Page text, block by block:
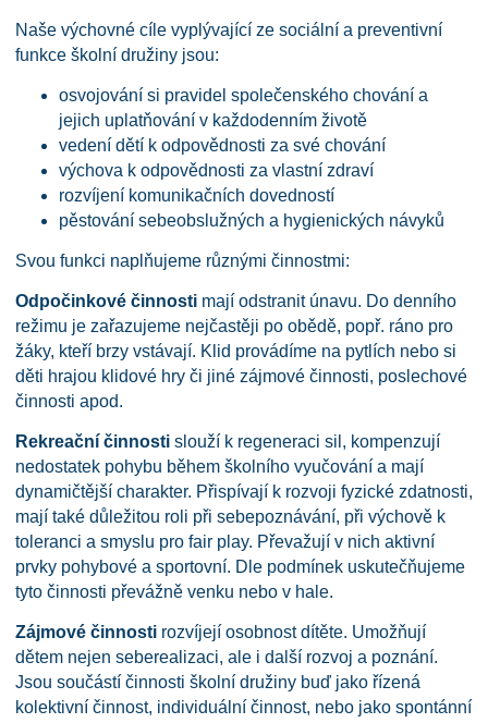
Naše výchovné cíle vyplývající ze sociální a preventivní
funkce školní družiny jsou:
osvojování si pravidel společenského chování a
jejich uplatňování v každodenním životě
vedení dětí k odpovědnosti za své chování
výchova k odpovědnosti za vlastní zdraví
rozvíjení komunikačních dovedností
pěstování sebeobslužných a hygienických návyků
Svou funkci naplňujeme různými činnostmi:
Odpočinkové činnosti mají odstranit únavu. Do denního
režimu je zařazujeme nejčastěji po obědě, popř. ráno pro
žáky, kteří brzy vstávají. Klid provádíme na pytlích nebo si
děti hrajou klidové hry či jiné zájmové činnosti, poslechové
činnosti apod.
Rekreační činnosti slouží k regeneraci sil, kompenzují
nedostatek pohybu během školního vyučování a mají
dynamičtější charakter. Přispívají k rozvoji fyzické zdatnosti,
mají také důležitou roli při sebepoznávání, při výchově k
toleranci a smyslu pro fair play. Převažují v nich aktivní
prvky pohybové a sportovní. Dle podmínek uskutečňujeme
tyto činnosti převážně venku nebo v hale.
Zájmové činnosti rozvíjejí osobnost dítěte. Umožňují
dětem nejen seberealizaci, ale i další rozvoj a poznání.
Jsou součástí činnosti školní družiny buď jako řízená
kolektivní činnost, individuální činnost, nebo jako spontánní